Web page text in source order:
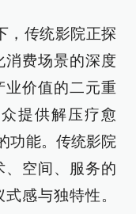
，传统影院正探
消费场景的深度
业价值的二元重
提供解压疗愈
功能。传统影院
、空间、服务的
感与独特性。